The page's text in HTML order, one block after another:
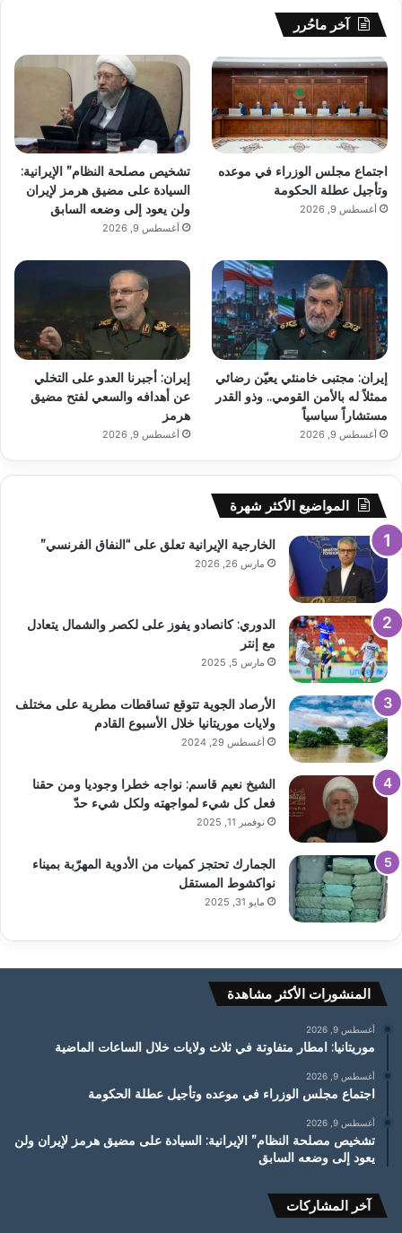
آخر ماحُرر
اجتماع مجلس الوزراء في موعده
وتأجيل عطلة الحكومة
أغسطس 9, 2026
تشخيص مصلحة النظام” الإيرانية:
السيادة على مضيق هرمز لإيران
ولن يعود إلى وضعه السابق
أغسطس 9, 2026
إيران: مجتبى خامنئي يعيّن رضائي
ممثلاً له بالأمن القومي.. وذو القدر
مستشاراً سياسياً
أغسطس 9, 2026
إيران: أجبرنا العدو على التخلي
عن أهدافه والسعي لفتح مضيق
هرمز
أغسطس 9, 2026
المواضيع الأكثر شهرة
الخارجية الإيرانية تعلق على “النفاق الفرنسي”
مارس 26, 2026
الدوري: كانصادو يفوز على لكصر والشمال يتعادل
مع إنتر
مارس 5, 2025
الأرصاد الجوية تتوقع تساقطات مطرية على مختلف
ولايات موريتانيا خلال الأسبوع القادم
أغسطس 29, 2024
الشيخ نعيم قاسم: نواجه خطرا وجوديا ومن حقنا
فعل كل شيء لمواجهته ولكل شيء حدّ
نوفمبر 11, 2025
الجمارك تحتجز كميات من الأدوية المهرّبة بميناء
نواكشوط المستقل
مايو 31, 2025
المنشورات الأكثر مشاهدة
أغسطس 9, 2026
موريتانيا: امطار متفاوتة في ثلاث ولايات خلال الساعات الماضية
أغسطس 9, 2026
اجتماع مجلس الوزراء في موعده وتأجيل عطلة الحكومة
أغسطس 9, 2026
تشخيص مصلحة النظام” الإيرانية: السيادة على مضيق هرمز لإيران ولن
يعود إلى وضعه السابق
آخر المشاركات